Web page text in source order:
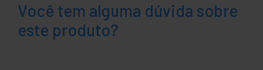
Você tem alguma dúvida sobre
este produto?